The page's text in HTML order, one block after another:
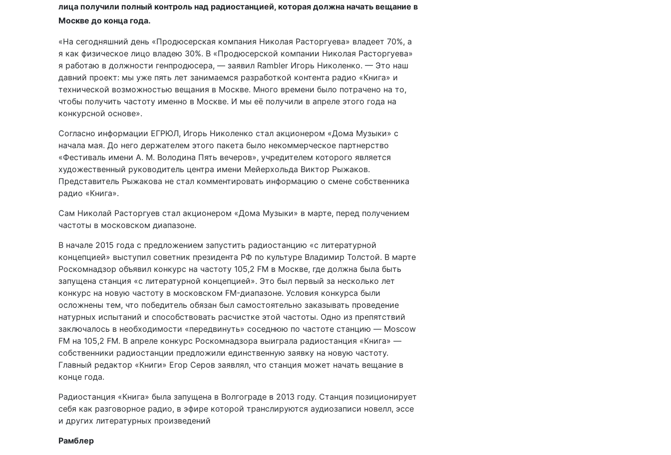
лица получили полный контроль над радиостанцией, которая должна начать вещание в
Москве до конца года.
«На сегодняшний день «Продюсерская компания Николая Расторгуева» владеет 70%, а
я как физическое лицо владею 30%. В «Продюсерской компании Николая Расторгуева»
я работаю в должности генпродюсера, — заявил Rambler Игорь Николенко. — Это наш
давний проект: мы уже пять лет занимаемся разработкой контента радио «Книга» и
технической возможностью вещания в Москве. Много времени было потрачено на то,
чтобы получить частоту именно в Москве. И мы её получили в апреле этого года на
конкурсной основе».
Согласно информации ЕГРЮЛ, Игорь Николенко стал акционером «Дома Музыки» с
начала мая. До него держателем этого пакета было некоммерческое партнерство
«Фестиваль имени А. М. Володина Пять вечеров», учредителем которого является
художественный руководитель центра имени Мейерхольда Виктор Рыжаков.
Представитель Рыжакова не стал комментировать информацию о смене собственника
радио «Книга».
Сам Николай Расторгуев стал акционером «Дома Музыки» в марте, перед получением
частоты в московском диапазоне.
В начале 2015 года с предложением запустить радиостанцию «с литературной
концепцией» выступил советник президента РФ по культуре Владимир Толстой. В марте
Роскомнадзор объявил конкурс на частоту 105,2 FM в Москве, где должна была быть
запущена станция «с литературной концепцией». Это был первый за несколько лет
конкурс на новую частоту в московском FM-диапазоне. Условия конкурса были
осложнены тем, что победитель обязан был самостоятельно заказывать проведение
натурных испытаний и способствовать расчистке этой частоты. Одно из препятствий
заключалось в необходимости «передвинуть» соседнюю по частоте станцию — Moscow
FM на 105,2 FM. В апреле конкурс Роскомнадзора выиграла радиостанция «Книга» —
собственники радиостанции предложили единственную заявку на новую частоту.
Главный редактор «Книги» Егор Серов заявлял, что станция может начать вещание в
конце года.
Радиостанция «Книга» была запущена в Волгограде в 2013 году. Станция позиционирует
себя как разговорное радио, в эфире которой транслируются аудиозаписи новелл, эссе
и других литературных произведений
Рамблер